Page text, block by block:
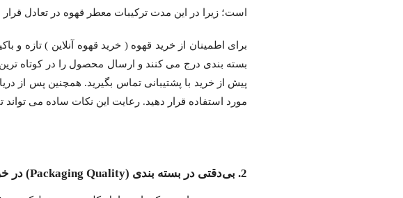
است؛ زیرا در این مدت ترکیبات معطر قهوه در تعادل
برای اطمینان از خرید قهوه ( خرید قهوه آنلاین ) تازه
بسته بندی درج می کنند و ارسال محصول را در کوتاه
پیش از خرید با پشتیبانی تماس بگیرید. همچنین پس از
مورد استفاده قرار دهید. رعایت این نکات ساده می
2. بی‌دقتی در بسته بندی (Packaging Quality) در خرید قهوه آنلاین